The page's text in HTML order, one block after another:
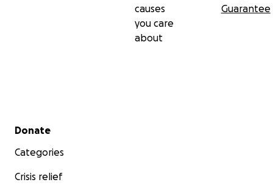
causes
you care
about
Guarantee
Secondary menu
Donate
Categories
Crisis relief